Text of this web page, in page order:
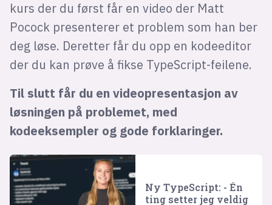
kurs der du først får en video der Matt
Pocock presenterer et problem som han ber
deg løse. Deretter får du opp en kodeeditor
der du kan prøve å fikse TypeScript-feilene.
Til slutt får du en videopresentasjon av
løsningen på problemet, med
kodeeksempler og gode forklaringer.
Ny TypeScript: - Én
ting setter jeg veldig